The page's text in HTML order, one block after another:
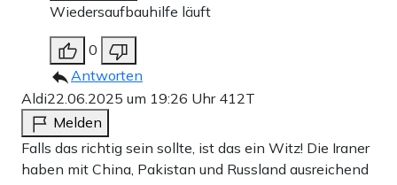
Wiedersaufbauhilfe läuft
0
Antworten
Aldi22.06.2025 um 19:26 Uhr 412T
Melden
Falls das richtig sein sollte, ist das ein Witz! Die Iraner
haben mit China, Pakistan und Russland ausreichend